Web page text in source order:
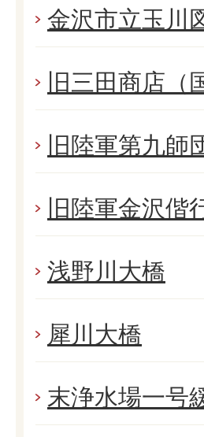
金沢市立玉川
旧三田商店（
旧陸軍第九師
旧陸軍金沢偕
浅野川大橋
犀川大橋
末浄水場一号